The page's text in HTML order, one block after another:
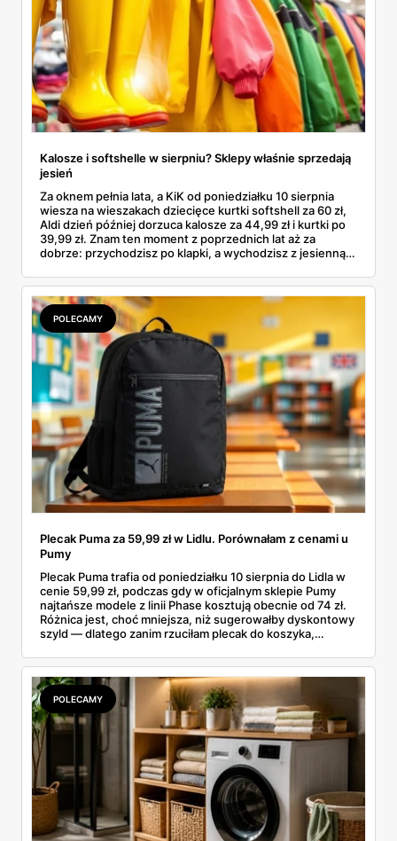
Kalosze i softshelle w sierpniu? Sklepy właśnie sprzedają
jesień
Za oknem pełnia lata, a KiK od poniedziałku 10 sierpnia
wiesza na wieszakach dziecięce kurtki softshell za 60 zł,
Aldi dzień później dorzuca kalosze za 44,99 zł i kurtki po
39,99 zł. Znam ten moment z poprzednich lat aż za
dobrze: przychodzisz po klapki, a wychodzisz z jesienną
pojawi się w gazetkach w przyszłym tygodniu i czy jest
sens kupować jesień, zanim skończą się wakacje.
POLECAMY
Plecak Puma za 59,99 zł w Lidlu. Porównałam z cenami u
Pumy
Plecak Puma trafia od poniedziałku 10 sierpnia do Lidla w
cenie 59,99 zł, podczas gdy w oficjalnym sklepie Pumy
najtańsze modele z linii Phase kosztują obecnie od 74 zł.
Różnica jest, choć mniejsza, niż sugerowałby dyskontowy
szyld — dlatego zanim rzuciłam plecak do koszyka,
rozpiska: co dokładnie sprzedaje Lidl, ile kosztują
odpowiedniki u producenta i komu ten zakup naprawdę
się opłaci.
POLECAMY